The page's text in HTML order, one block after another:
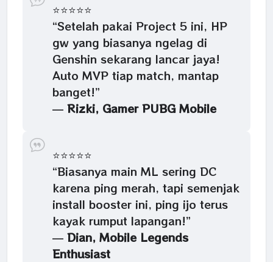
⭐⭐⭐⭐⭐
“Setelah pakai Project 5 ini, HP
gw yang biasanya ngelag di
Genshin sekarang lancar jaya!
Auto MVP tiap match, mantap
banget!”
—Rizki, Gamer PUBG Mobile
⭐⭐⭐⭐⭐
“Biasanya main ML sering DC
karena ping merah, tapi semenjak
install booster ini, ping ijo terus
kayak rumput lapangan!”
—Dian, Mobile Legends
Enthusiast